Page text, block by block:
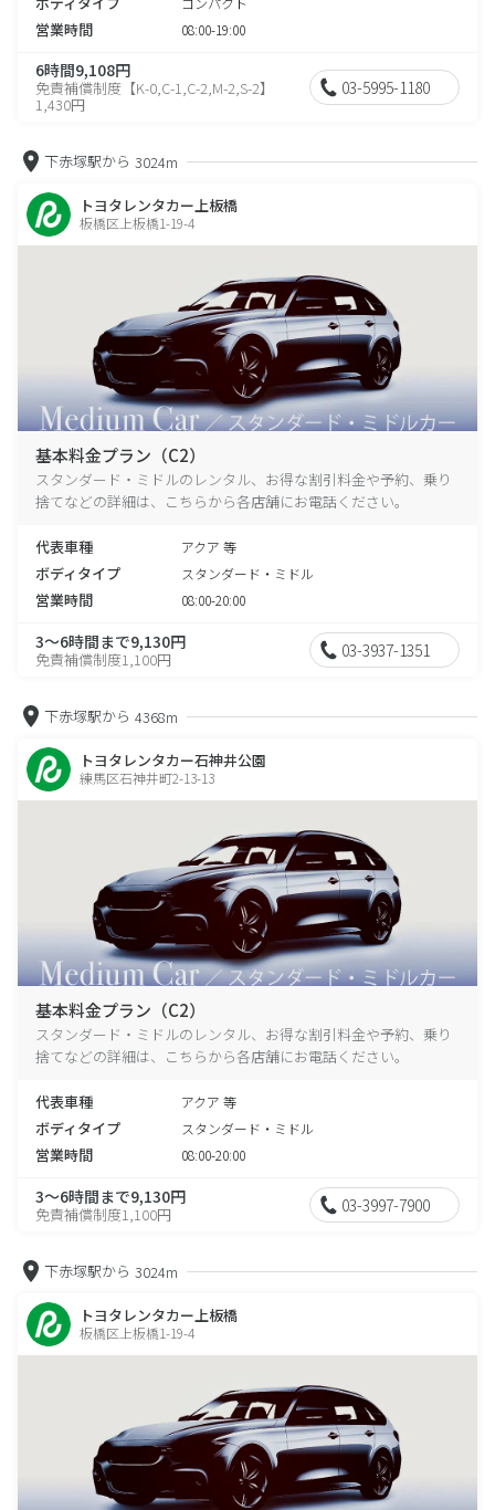
営業時間 08:00-19:00
6時間9,108円
免責補償制度【K-0,C-1,C-2,M-2,S-2】
1,430円
03-5995-1180
下赤塚駅から 3024m
トヨタレンタカー上板橋
板橋区上板橋1-19-4
基本料金プラン（C2）
スタンダード・ミドルのレンタル、お得な割引料金や予約、乗り
捨てなどの詳細は、こちらから各店舗にお電話ください。
代表車種 アクア 等
ボディタイプ スタンダード・ミドル
営業時間 08:00-20:00
3～6時間まで9,130円
免責補償制度1,100円 03-3937-1351
下赤塚駅から 4368m
トヨタレンタカー石神井公園
練馬区石神井町2-13-13
基本料金プラン（C2）
スタンダード・ミドルのレンタル、お得な割引料金や予約、乗り
捨てなどの詳細は、こちらから各店舗にお電話ください。
代表車種 アクア 等
ボディタイプ スタンダード・ミドル
営業時間 08:00-20:00
3～6時間まで9,130円
免責補償制度1,100円 03-3997-7900
下赤塚駅から 3024m
トヨタレンタカー上板橋
板橋区上板橋1-19-4